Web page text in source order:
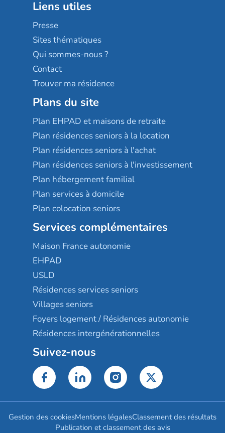
Les villages d'or
Sérénys
Résidences services Villa Médicis
Liens utiles
Presse
Sites thématiques
Qui sommes-nous ?
Contact
Trouver ma résidence
Plans du site
Plan EHPAD et maisons de retraite
Plan résidences seniors à la location
Plan résidences seniors à l'achat
Plan résidences seniors à l'investissement
Plan hébergement familial
Plan services à domicile
Plan colocation seniors
Services complémentaires
Maison France autonomie
EHPAD
USLD
Résidences services seniors
Villages seniors
Foyers logement / Résidences autonomie
Résidences intergénérationnelles
Suivez-nous
Gestion des cookiesMentions légalesClassement des résultats
Publication et classement des avis